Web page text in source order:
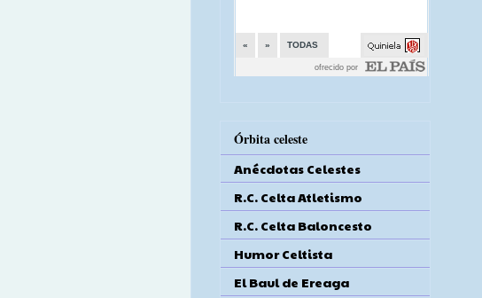
Órbita celeste
Anécdotas Celestes
R.C. Celta Atletismo
R.C. Celta Baloncesto
Humor Celtista
El Baul de Ereaga